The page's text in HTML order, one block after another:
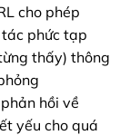
cho phép
phức tạp
thấy) thông
hồi về
yếu cho quá